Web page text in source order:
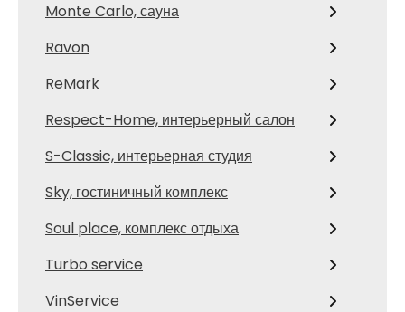
Monte Carlo, сауна
Ravon
ReMark
Respect-Home, интерьерный салон
S-Classic, интерьерная студия
Sky, гостиничный комплекс
Soul place, комплекс отдыха
Turbo service
VinService